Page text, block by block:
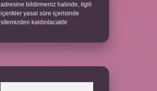
adresine bildirmeniz halinde, ilgili
içerikler yasal süre içerisinde
sitemizden kaldırılacaktır.